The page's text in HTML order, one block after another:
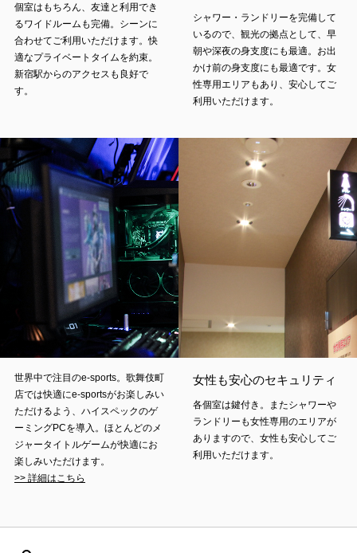
個室はもちろん、友達と利用でき
るワイドルームも完備。シーンに
合わせてご利用いただけます。快
適なプライベートタイムを約束。
新宿駅からのアクセスも良好で
す。
シャワー・ランドリーを完備して
いるので、観光の拠点として、早
朝や深夜の身支度にも最適。お出
かけ前の身支度にも最適です。女
性専用エリアもあり、安心してご
利用いただけます。
世界中で注目のe-sports。歌舞伎町
店では快適にe-sportsがお楽しみい
ただけるよう、ハイスペックのゲ
ーミングPCを導入。ほとんどのメ
ジャータイトルゲームが快適にお
楽しみいただけます。
>> 詳細はこちら
女性も安心のセキュリティ
各個室は鍵付き。またシャワーや
ランドリーも女性専用のエリアが
ありますので、女性も安心してご
利用いただけます。